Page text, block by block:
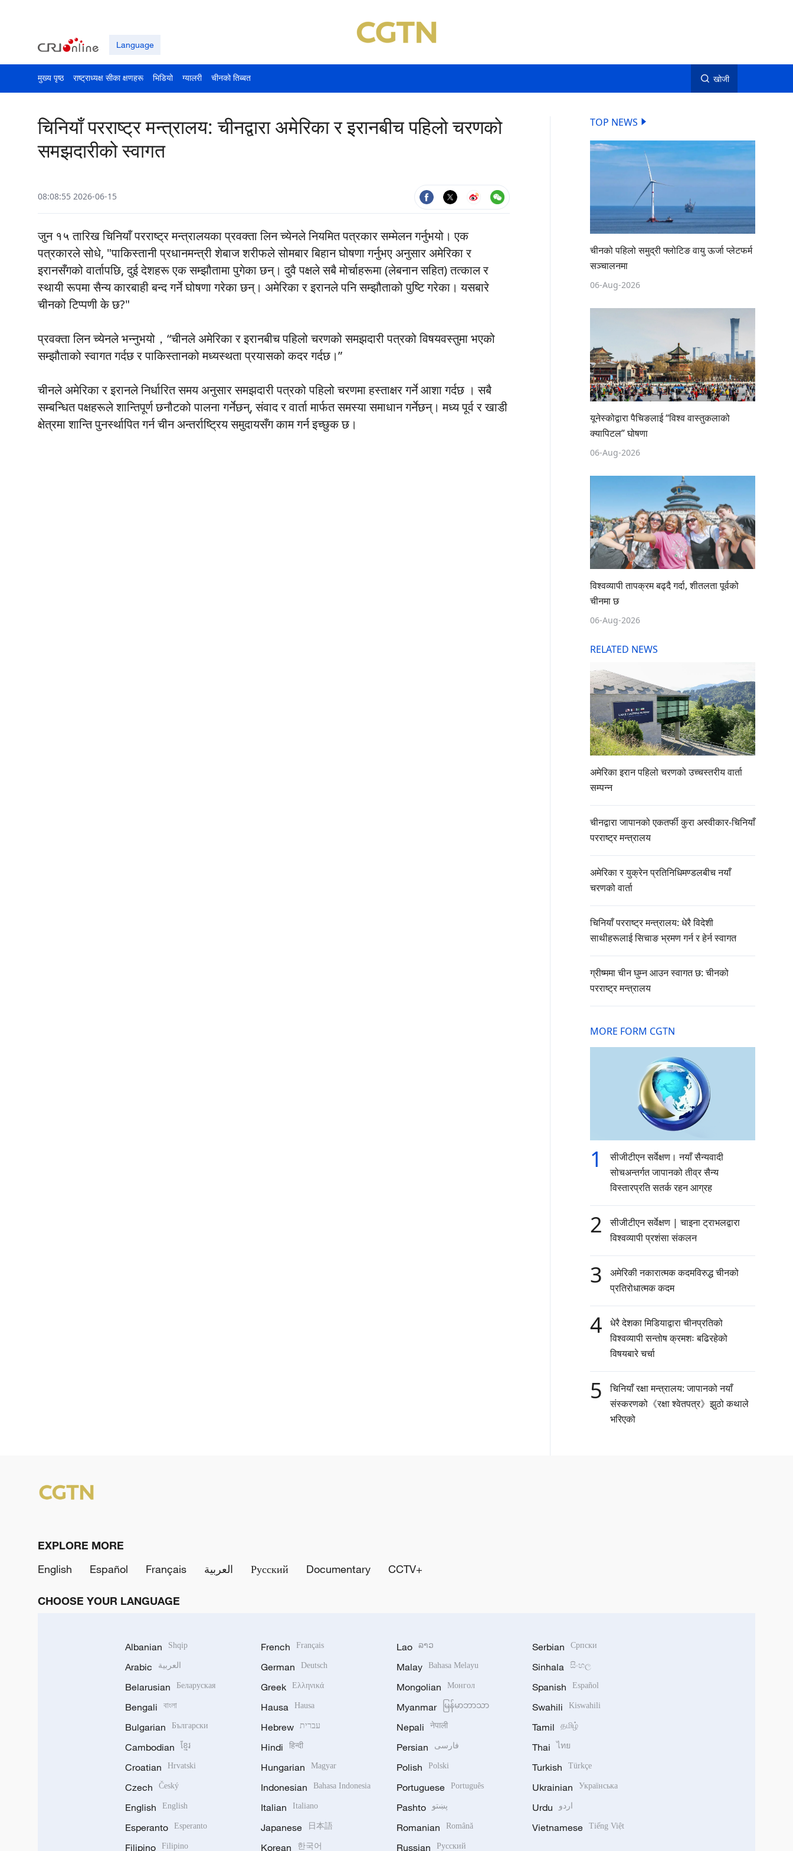
Language
मुख्य पृष्ठ राष्ट्राध्यक्ष सीका क्षणहरू भिडियो ग्यालरी चीनको तिब्बत खोजी
चिनियाँ परराष्ट्र मन्त्रालय: चीनद्वारा अमेरिका र इरानबीच पहिलो चरणको
समझदारीको स्वागत
08:08:55 2026-06-15
जुन १५ तारिख चिनियाँ परराष्ट्र मन्त्रालयका प्रवक्ता लिन च्येनले नियमित पत्रकार सम्मेलन गर्नुभयो। एक
पत्रकारले सोधे, "पाकिस्तानी प्रधानमन्त्री शेबाज शरीफले सोमबार बिहान घोषणा गर्नुभए अनुसार अमेरिका र
इरानसँगको वार्तापछि, दुई देशहरू एक सम्झौतामा पुगेका छन्। दुवै पक्षले सबै मोर्चाहरूमा (लेबनान सहित) तत्काल र
स्थायी रूपमा सैन्य कारबाही बन्द गर्ने घोषणा गरेका छन्। अमेरिका र इरानले पनि सम्झौताको पुष्टि गरेका। यसबारे
चीनको टिप्पणी के छ?"
प्रवक्ता लिन च्येनले भन्नुभयो，“चीनले अमेरिका र इरानबीच पहिलो चरणको समझदारी पत्रको विषयवस्तुमा भएको
सम्झौताको स्वागत गर्दछ र पाकिस्तानको मध्यस्थता प्रयासको कदर गर्दछ।”
चीनले अमेरिका र इरानले निर्धारित समय अनुसार समझदारी पत्रको पहिलो चरणमा हस्ताक्षर गर्ने आशा गर्दछ । सबै
सम्बन्धित पक्षहरूले शान्तिपूर्ण छनौटको पालना गर्नेछन्, संवाद र वार्ता मार्फत समस्या समाधान गर्नेछन्। मध्य पूर्व र खाडी
क्षेत्रमा शान्ति पुनर्स्थापित गर्न चीन अन्तर्राष्ट्रिय समुदायसँग काम गर्न इच्छुक छ।
TOP NEWS
चीनको पहिलो समुद्री फ्लोटिङ वायु ऊर्जा प्लेटफर्म
सञ्चालनमा
06-Aug-2026
यूनेस्कोद्वारा पैचिङलाई “विश्व वास्तुकलाको
क्यापिटल” घोषणा
06-Aug-2026
विश्वव्यापी तापक्रम बढ्दै गर्दा, शीतलता पूर्वको
चीनमा छ
06-Aug-2026
RELATED NEWS
अमेरिका इरान पहिलो चरणको उच्चस्तरीय वार्ता
सम्पन्न
चीनद्वारा जापानको एकतर्फी कुरा अस्वीकार-चिनियाँ
परराष्ट्र मन्त्रालय
अमेरिका र युक्रेन प्रतिनिधिमण्डलबीच नयाँ
चरणको वार्ता
चिनियाँ परराष्ट्र मन्त्रालय: धेरै विदेशी
साथीहरूलाई सिचाङ भ्रमण गर्न र हेर्न स्वागत
ग्रीष्ममा चीन घुम्न आउन स्वागत छ: चीनको
परराष्ट्र मन्त्रालय
MORE FORM CGTN
1
सीजीटीएन सर्वेक्षण। नयाँ सैन्यवादी
सोचअन्तर्गत जापानको तीव्र सैन्य
विस्तारप्रति सतर्क रहन आग्रह
2
सीजीटीएन सर्वेक्षण | चाइना ट्राभलद्वारा
विश्वव्यापी प्रशंसा संकलन
3
अमेरिकी नकारात्मक कदमविरुद्ध चीनको
प्रतिरोधात्मक कदम
4
धेरै देशका मिडियाद्वारा चीनप्रतिको
विश्वव्यापी सन्तोष क्रमशः बढिरहेको
विषयबारे चर्चा
5
चिनियाँ रक्षा मन्त्रालय: जापानको नयाँ
संस्करणको《रक्षा श्वेतपत्र》झुठो कथाले
भरिएको
EXPLORE MORE
English
Español Français العربية Русский Documentary CCTV+
CHOOSE YOUR LANGUAGE
Albanian Shqip
Arabic العربية
Belarusian Беларуская
Bengali বাংলা
Bulgarian Български
Cambodian ខ្មែរ
Croatian Hrvatski
Czech Český
English English
Esperanto Esperanto
Filipino Filipino
French Français
German Deutsch
Greek Ελληνικά
Hausa Hausa
Hebrew עברית
Hindi हिन्दी
Hungarian Magyar
Indonesian Bahasa Indonesia
Italian Italiano
Japanese 日本語
Korean 한국어
Lao ລາວ
Malay Bahasa Melayu
Mongolian Монгол
Myanmar မြန်မာဘာသာ
Nepali नेपाली
Persian فارسی
Polish Polski
Portuguese Português
Pashto پښتو
Romanian Română
Russian Русский
Serbian Српски
Sinhala සිංහල
Spanish Español
Swahili Kiswahili
Tamil தமிழ்
Thai ไทย
Turkish Türkçe
Ukrainian Українська
Urdu اردو
Vietnamese Tiếng Việt